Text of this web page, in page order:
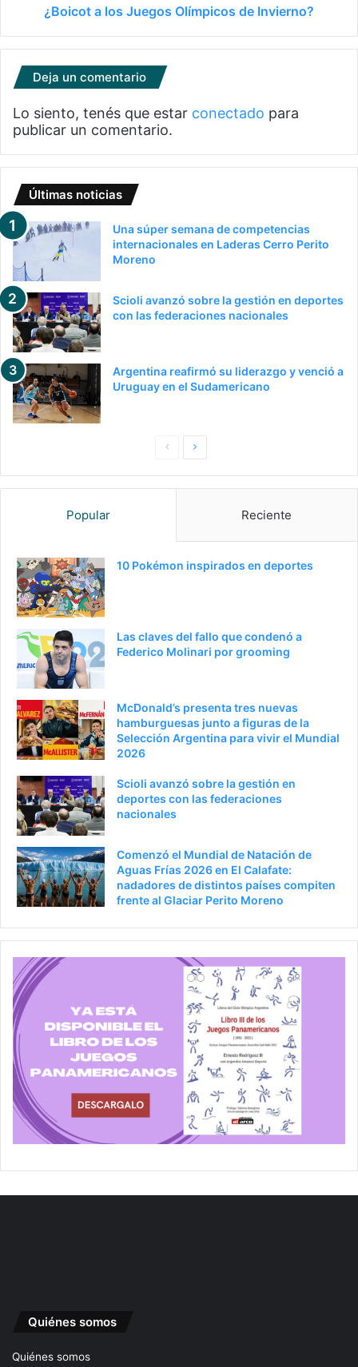
¿Boicot a los Juegos Olímpicos de Invierno?
Deja un comentario
Lo siento, tenés que estar conectado para
publicar un comentario.
Últimas noticias
Una súper semana de competencias
internacionales en Laderas Cerro Perito
Moreno
Scioli avanzó sobre la gestión en deportes
con las federaciones nacionales
Argentina reafirmó su liderazgo y venció a
Uruguay en el Sudamericano
PaginaSiguiente
Popular Reciente
10 Pokémon inspirados en deportes
Las claves del fallo que condenó a
Federico Molinari por grooming
McDonald’s presenta tres nuevas
hamburguesas junto a figuras de la
Selección Argentina para vivir el Mundial
2026
Scioli avanzó sobre la gestión en
deportes con las federaciones
nacionales
Comenzó el Mundial de Natación de
Aguas Frías 2026 en El Calafate:
nadadores de distintos países compiten
frente al Glaciar Perito Moreno
Quiénes somos
Quiénes somos